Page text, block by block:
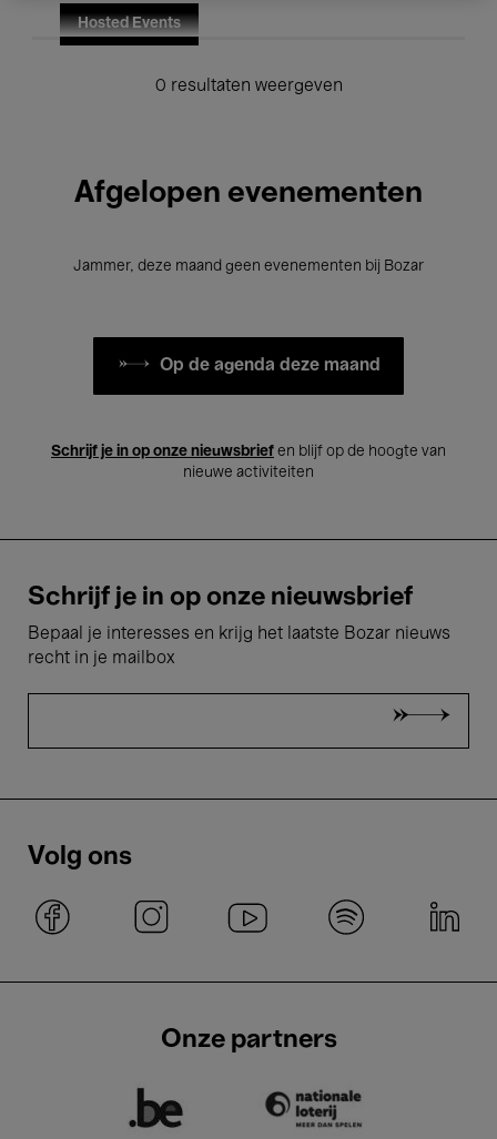
Hosted Events
0 resultaten weergeven
Afgelopen evenementen
Jammer, deze maand geen evenementen bij Bozar
Op de agenda deze maand
Schrijf je in op onze nieuwsbrief en blijf op de hoogte van
nieuwe activiteiten
Schrijf je in op onze nieuwsbrief
Bepaal je interesses en krijg het laatste Bozar nieuws
recht in je mailbox
Volg ons
Onze partners